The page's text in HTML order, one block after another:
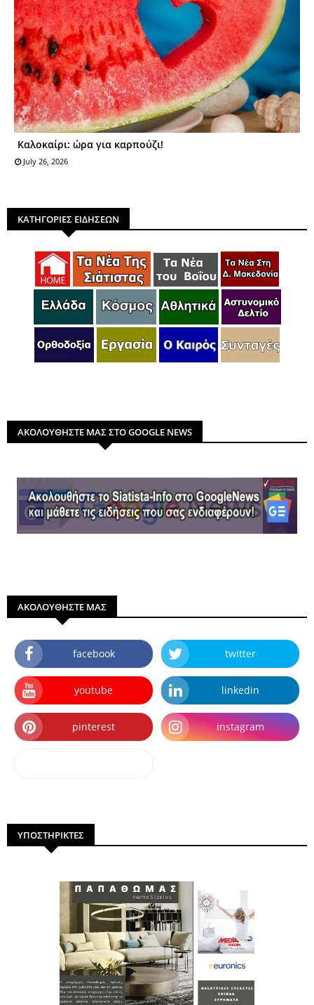
Καλοκαίρι: ώρα για καρπούζι!
July 26, 2026
ΚΑΤΗΓΟΡΙΕΣ ΕΙΔΗΣΕΩΝ
ΑΚΟΛΟΥΘΗΣΤΕ ΜΑΣ ΣΤΟ GOOGLE NEWS
ΑΚΟΛΟΥΘΗΣΤΕ ΜΑΣ
facebook twitter
youtube linkedin
pinterest instagram
ΥΠΟΣΤΗΡΙΚΤΕΣ